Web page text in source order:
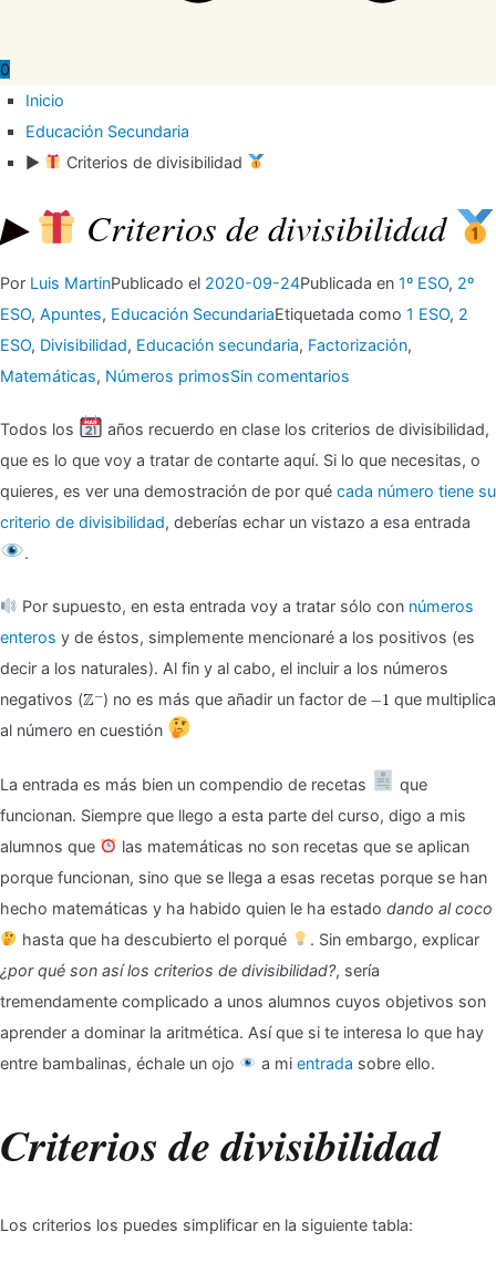
0
Inicio
Educación Secundaria
▶
Criterios de divisibilidad
▶ Criterios de divisibilidad
Por Luis MartinPublicado el 2020-09-24Publicada en 1º ESO, 2º
ESO, Apuntes, Educación SecundariaEtiquetada como 1 ESO, 2
ESO, Divisibilidad, Educación secundaria, Factorización,
Matemáticas, Números primosSin comentarios
Criterios
de
divisibilidad
Todos los
años recuerdo en clase los criterios de divisibilidad,
que es lo que voy a tratar de contarte aquí. Si lo que necesitas, o
quieres, es ver una demostración de por qué cada número tiene su
criterio de divisibilidad, deberías echar un vistazo a esa entrada
.
Por supuesto, en esta entrada voy a tratar sólo con números
enteros y de éstos, simplemente mencionaré a los positivos (es
decir a los naturales). Al fin y al cabo, el incluir a los números
negativos (
) no es más que añadir un factor de
que multiplica
al número en cuestión
La entrada es más bien un compendio de recetas
que
funcionan. Siempre que llego a esta parte del curso, digo a mis
alumnos que
las matemáticas no son recetas que se aplican
porque funcionan, sino que se llega a esas recetas porque se han
hecho matemáticas y ha habido quien le ha estado dando al coco
hasta que ha descubierto el porqué
. Sin embargo, explicar
¿por qué son así los criterios de divisibilidad?, sería
tremendamente complicado a unos alumnos cuyos objetivos son
aprender a dominar la aritmética. Así que si te interesa lo que hay
entre bambalinas, échale un ojo
a mientrada sobre ello.
Criterios de divisibilidad
Los criterios los puedes simplificar en la siguiente tabla: